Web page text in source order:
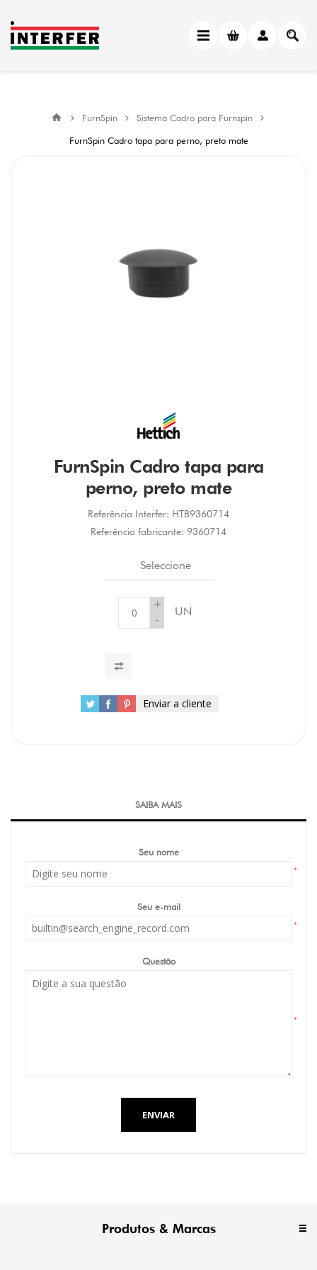
FurnSpin
Sistema Cadro para Furnspin
FurnSpin Cadro tapa para perno, preto mate
FurnSpin Cadro tapa para
perno, preto mate
Referência Interfer: HTB9360714
Referência fabricante: 9360714
Seleccione
+
-
UN
Enviar a cliente
SAIBA MAIS
Seu nome
*
Seu e-mail
*
Questão
*
ENVIAR
Produtos & Marcas